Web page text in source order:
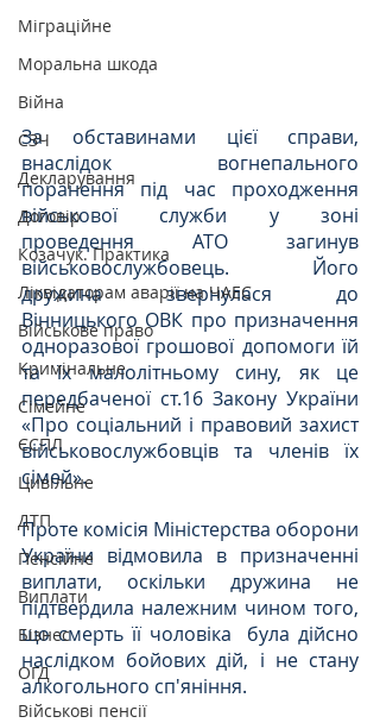
Міграційне
Моральна шкода
Війна
СЗЧ
Декларування
Договір
Козачук. Практика
Ліквідаторам аварії на ЧАЕС
Військове право
Кримінальне
Сімейне
ЄСПЛ
Цивільне
ДТП
Пенсійне
Виплати
Бізнес
ОГД
Військові пенсії
За обставинами цієї справи,
внаслідок вогнепального
поранення під час проходження
військової служби у зоні
проведення АТО загинув
військовослужбовець. Його
дружина звернулася до
Вінницького ОВК про призначення
одноразової грошової допомоги їй
та їх малолітньому сину, як це
передбаченої ст.16 Закону України
«Про соціальний і правовий захист
військовослужбовців та членів їх
сімей».
Проте комісія Міністерства оборони
України відмовила в призначенні
виплати, оскільки дружина не
підтвердила належним чином того,
що смерть її чоловіка  була дійсно
наслідком бойових дій, і не стану
алкогольного сп'яніння.